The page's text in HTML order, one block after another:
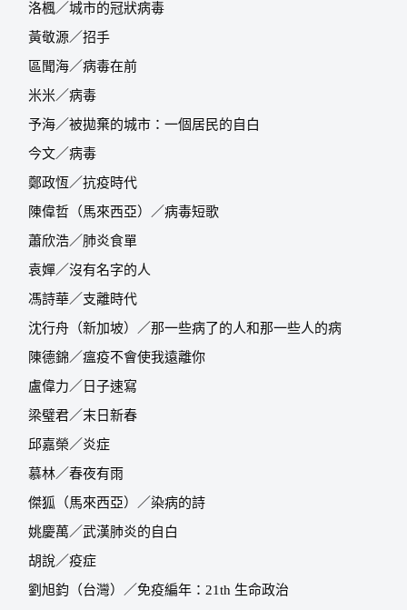
洛楓／城市的冠狀病毒
黃敬源／招手
區聞海／病毒在前
米米／病毒
予海／被拋棄的城市：一個居民的自白
今文／病毒
鄭政恆／抗疫時代
陳偉哲（馬來西亞）／病毒短歌
蕭欣浩／肺炎食單
袁嬋／沒有名字的人
馮詩華／支離時代
沈行舟（新加坡）／那一些病了的人和那一些人的病
陳德錦／瘟疫不會使我遠離你
盧偉力／日子速寫
梁璧君／末日新春
邱嘉榮／炎症
慕林／春夜有雨
傑狐（馬來西亞）／染病的詩
姚慶萬／武漢肺炎的自白
胡說／疫症
劉旭鈞（台灣）／免疫編年： 21th 生命政治